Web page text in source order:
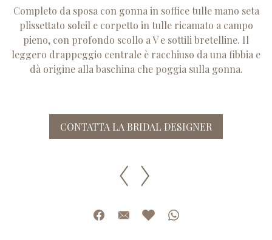
Completo da sposa con gonna in soffice tulle mano seta
plissettato soleil e corpetto in tulle ricamato a campo
pieno, con profondo scollo a V e sottili bretelline. Il
leggero drappeggio centrale è racchiuso da una fibbia e
dà origine alla baschina che poggia sulla gonna.
CONTATTA LA BRIDAL DESIGNER